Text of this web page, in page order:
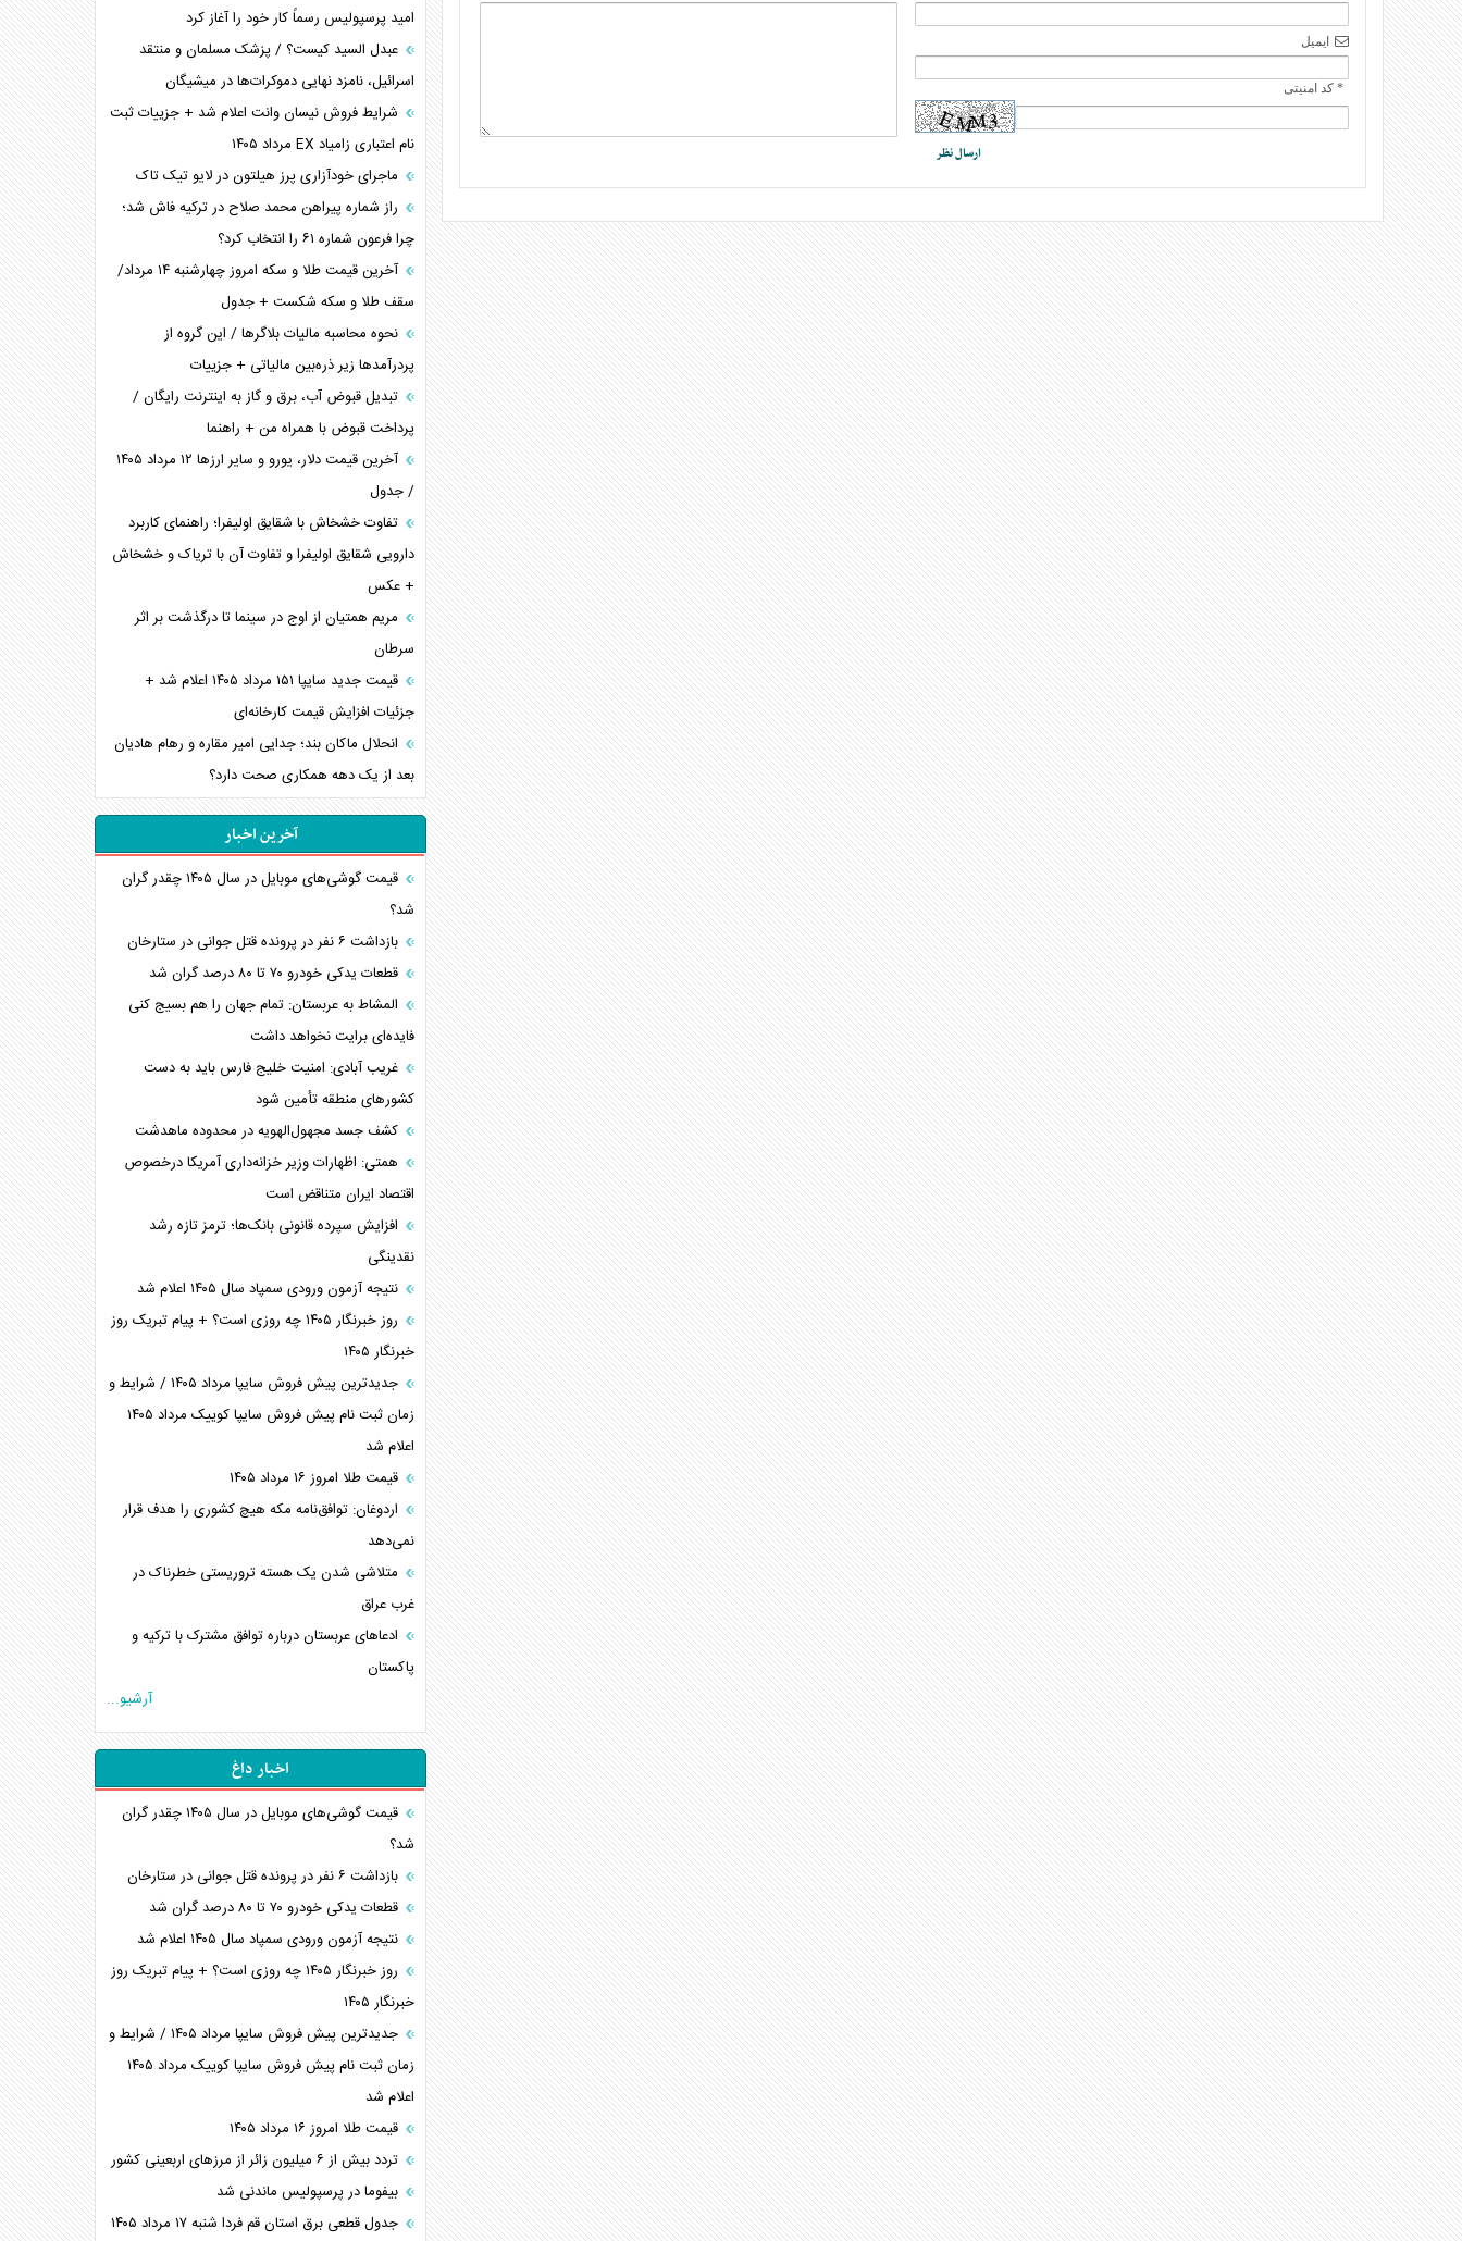
ایمیل
* کد امنیتی
ترامپ و توهم خلع سلاح حماس
چرا کویت به دنبال شریک امنیتی جدید است؟
امید پرسپولیس رسماً کار خود را آغاز کرد
عبدل السید کیست؟ / پزشک مسلمان و منتقد
اسرائیل، نامزد نهایی دموکرات‌ها در میشیگان
شرایط فروش نیسان وانت اعلام شد + جزییات ثبت
نام اعتباری زامیاد EX مرداد ۱۴۰۵
ماجرای خودآزاری پرز هیلتون در لایو تیک تاک
راز شماره پیراهن محمد صلاح در ترکیه فاش شد؛
چرا فرعون شماره ۶۱ را انتخاب کرد؟
آخرین قیمت طلا و سکه امروز چهارشنبه ۱۴ مرداد/
سقف طلا و سکه شکست + جدول
نحوه محاسبه مالیات بلاگر‌ها / این گروه از
پردرآمد‌ها زیر ذره‌بین مالیاتی + جزییات
تبدیل قبوض آب، برق و گاز به اینترنت رایگان /
پرداخت قبوض با همراه من + راهنما
آخرین قیمت دلار، یورو و سایر ارز‌ها ۱۲ مرداد ۱۴۰۵
/ جدول
تفاوت خشخاش با شقایق اولیفرا؛ راهنمای کاربرد
دارویی شقایق اولیفرا و تفاوت آن با تریاک و خشخاش
+ عکس
مریم همتیان از اوج در سینما تا درگذشت بر اثر
سرطان
قیمت جدید سایپا ۱۵۱ مرداد ۱۴۰۵ اعلام شد +
جزئیات افزایش قیمت کارخانه‌ای
انحلال ماکان بند؛ جدایی امیر مقاره و رهام هادیان
بعد از یک دهه همکاری صحت دارد؟
آخرین اخبار
قیمت گوشی‌های موبایل در سال ۱۴۰۵ چقدر گران
شد؟
بازداشت ۶ نفر در پرونده قتل جوانی در ستارخان
قطعات یدکی خودرو ۷۰ تا ۸۰ درصد گران شد
المشاط به عربستان: تمام جهان را هم بسیج کنی
فایده‌ای برایت نخواهد داشت
غریب آبادی: امنیت خلیج فارس باید به دست
کشورهای منطقه تأمین شود
کشف جسد مجهول‌الهویه در محدوده ماهدشت
همتی: اظهارات وزیر خزانه‌داری آمریکا درخصوص
اقتصاد ایران متناقض است
افزایش سپرده قانونی بانک‌ها؛ ترمز تازه رشد
نقدینگی
نتیجه آزمون ورودی سمپاد سال ۱۴۰۵ اعلام شد
روز خبرنگار ۱۴۰۵ چه روزی است؟ + پیام تبریک روز
خبرنگار ۱۴۰۵
جدیدترین پیش فروش سایپا مرداد ۱۴۰۵ / شرایط و
زمان ثبت نام پیش فروش سایپا کوییک مرداد ۱۴۰۵
اعلام شد
قیمت طلا امروز ۱۶ مرداد ۱۴۰۵
اردوغان: توافق‌نامه مکه هیچ کشوری را هدف قرار
نمی‌دهد
متلاشی شدن یک هسته تروریستی خطرناک در
غرب عراق
ادعاهای عربستان درباره توافق مشترک با ترکیه و
پاکستان
آرشیو...
اخبار داغ
قیمت گوشی‌های موبایل در سال ۱۴۰۵ چقدر گران
شد؟
بازداشت ۶ نفر در پرونده قتل جوانی در ستارخان
قطعات یدکی خودرو ۷۰ تا ۸۰ درصد گران شد
نتیجه آزمون ورودی سمپاد سال ۱۴۰۵ اعلام شد
روز خبرنگار ۱۴۰۵ چه روزی است؟ + پیام تبریک روز
خبرنگار ۱۴۰۵
جدیدترین پیش فروش سایپا مرداد ۱۴۰۵ / شرایط و
زمان ثبت نام پیش فروش سایپا کوییک مرداد ۱۴۰۵
اعلام شد
قیمت طلا امروز ۱۶ مرداد ۱۴۰۵
تردد بیش از ۶ میلیون زائر از مرزهای اربعینی کشور
بیفوما در پرسپولیس ماندنی شد
جدول قطعی برق استان قم فردا شنبه ۱۷ مرداد ۱۴۰۵